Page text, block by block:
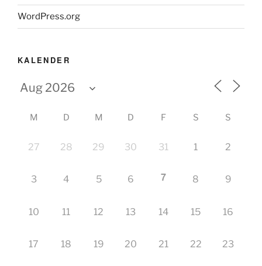
WordPress.org
KALENDER
M D M D F S S
27 28 29 30 31 1 2
3 4 5 6 7 8 9
10 11 12 13 14 15 16
17 18 19 20 21 22 23